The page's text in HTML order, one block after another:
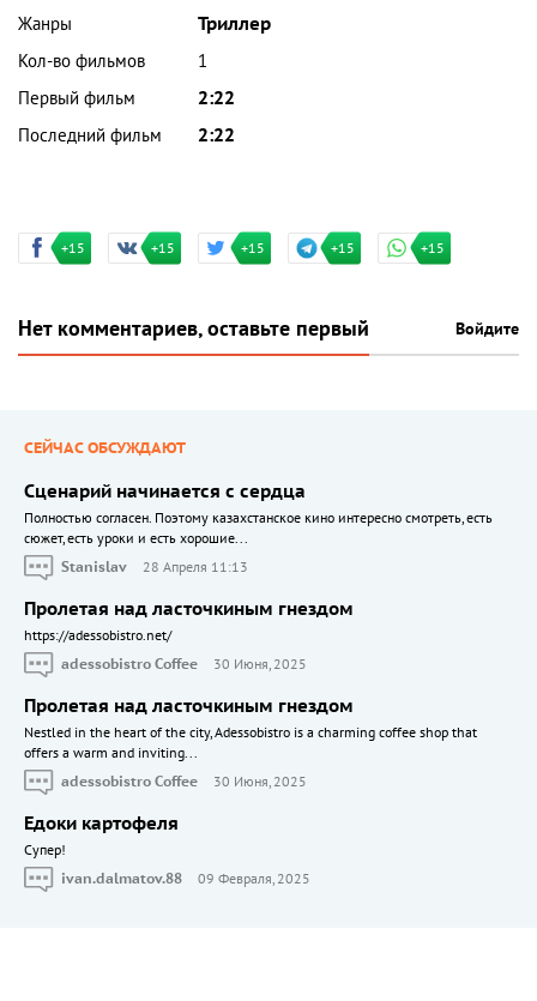
Жанры
Триллер
Кол-во фильмов
1
Первый фильм
2:22
Последний фильм
2:22
+15 +15 +15 +15 +15
Нет комментариев, оставьте первый Войдите
СЕЙЧАС ОБСУЖДАЮТ
Сценарий начинается с сердца
Полностью согласен. Поэтому казахстанское кино интересно смотреть, есть
сюжет, есть уроки и есть хорошие...
Stanislav
28 Апреля 11:13
Пролетая над ласточкиным гнездом
https://adessobistro.net/
adessobistro Coffee
30 Июня, 2025
Пролетая над ласточкиным гнездом
Nestled in the heart of the city, Adessobistro is a charming coffee shop that
offers a warm and inviting...
adessobistro Coffee
30 Июня, 2025
Едоки картофеля
Cупер!
ivan.dalmatov.88
09 Февраля, 2025